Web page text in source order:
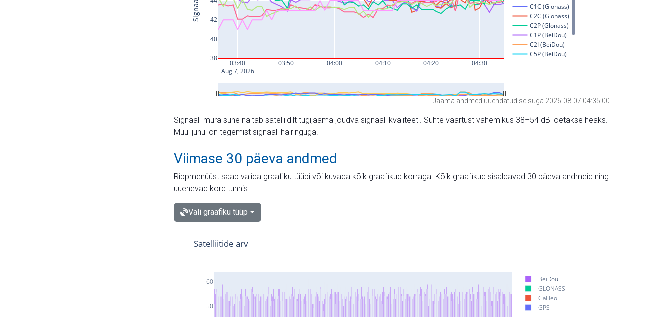
Jaama andmed uuendatud seisuga 2026-08-07 04:35:00
Signaali-müra suhe näitab satelliidilt tugijaama jõudva signaali kvaliteeti. Suhte väärtust vahemikus 38–54 dB loetakse heaks.
Muul juhul on tegemist signaali häiringuga.
Viimase 30 päeva andmed
Rippmenüüst saab valida graafiku tüübi või kuvada kõik graafikud korraga. Kõik graafikud sisaldavad 30 päeva andmeid ning
uuenevad kord tunnis.
Vali graafiku tüüp
50
60
BeiDou
GLONASS
Galileo
GPS
Satelliitide arv